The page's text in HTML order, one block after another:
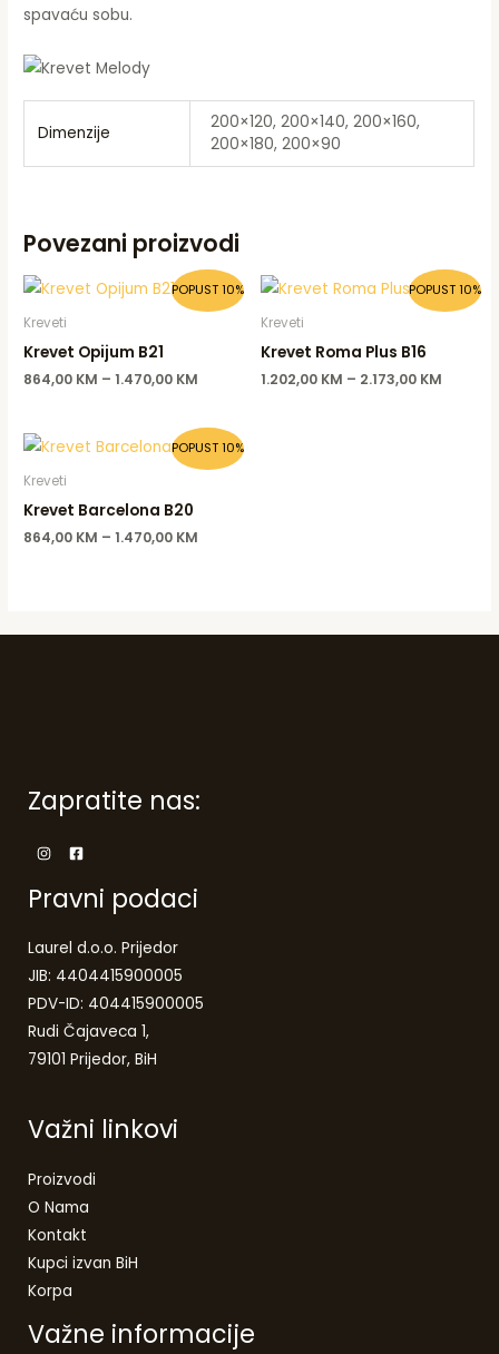
spavaću sobu.
Dimenzije
200×120, 200×140, 200×160,
200×180, 200×90
Povezani proizvodi
POPUST 10%
Kreveti
Krevet Opijum B21
864,00 KM –1.470,00 KM
POPUST 10%
Kreveti
Krevet Roma Plus B16
1.202,00 KM – 2.173,00 KM
POPUST 10%
Kreveti
Krevet Barcelona B20
864,00 KM –1.470,00 KM
Zapratite nas:
Pravni podaci
Laurel d.o.o. Prijedor
JIB: 4404415900005
PDV-ID: 404415900005
Rudi Čajaveca 1,
79101 Prijedor, BiH
Važni linkovi
Proizvodi
O Nama
Kontakt
Kupci izvan BiH
Korpa
Važne informacije